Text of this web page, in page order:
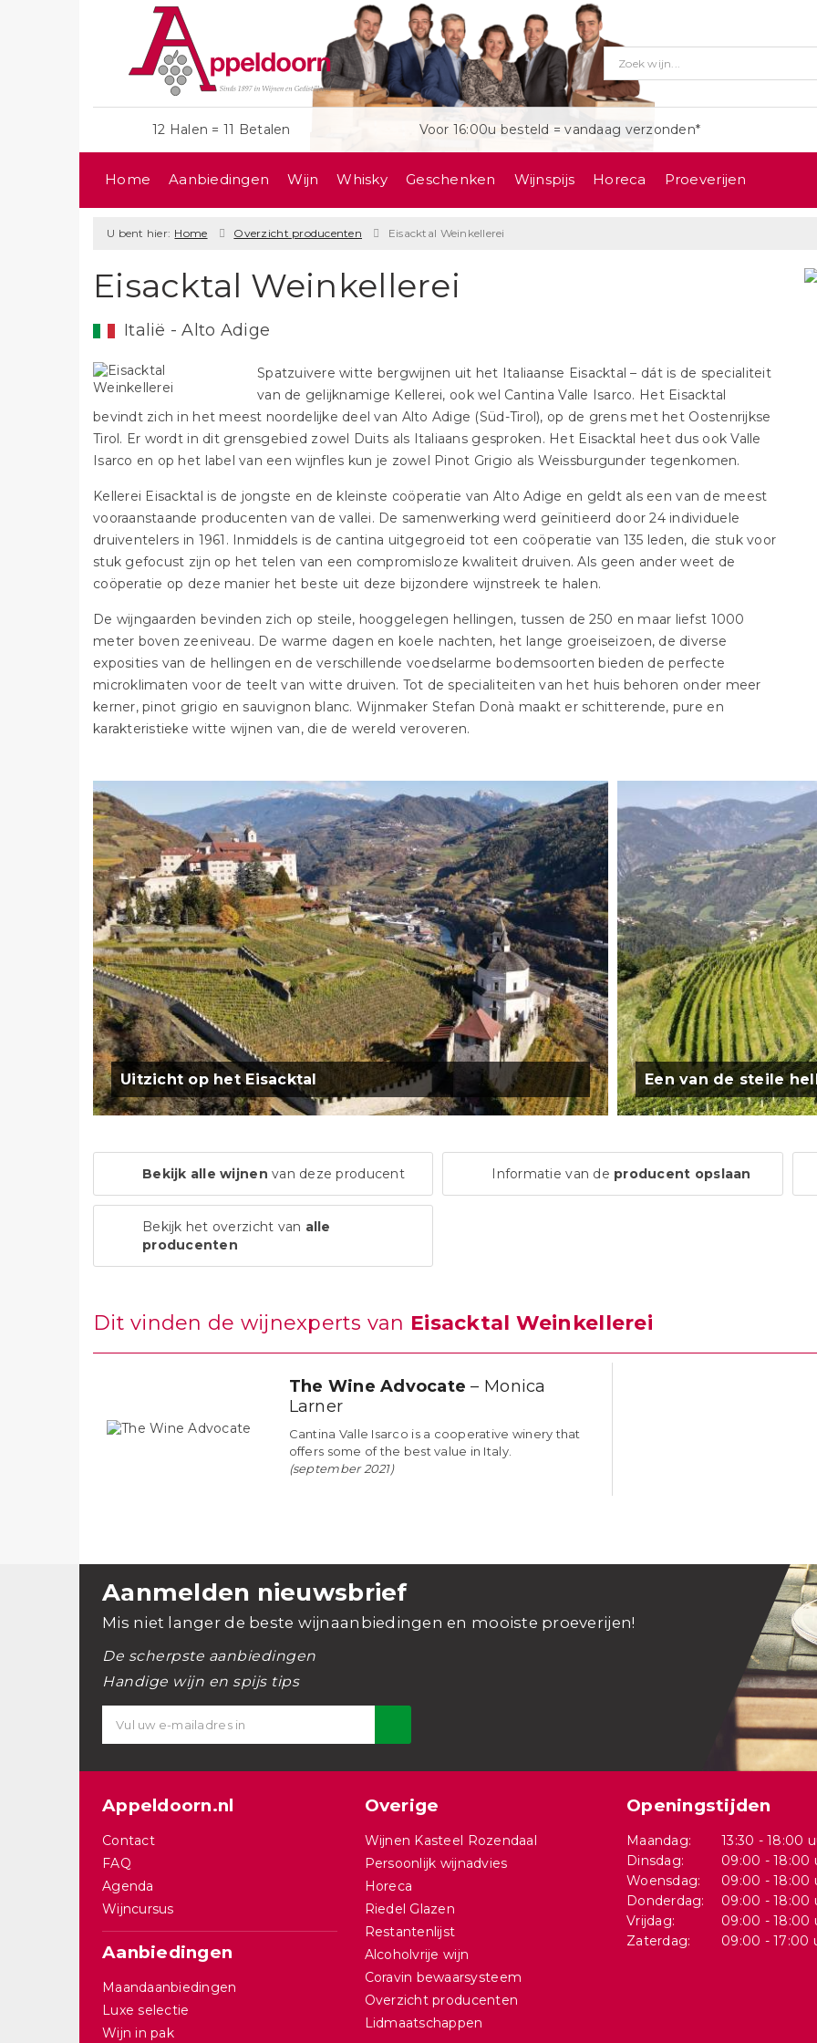
12 Halen = 11 Betalen Voor 16:00u besteld = vandaag verzonden*
Home Aanbiedingen Wijn Whisky Geschenken Wijnspijs Horeca Proeverijen
U bent hier: Home Overzicht producenten Eisacktal Weinkellerei
Eisacktal Weinkellerei
Italië - Alto Adige
Spatzuivere witte bergwijnen uit het Italiaanse Eisacktal – dát is de specialiteit
van de gelijknamige Kellerei, ook wel Cantina Valle Isarco. Het Eisacktal
bevindt zich in het meest noordelijke deel van Alto Adige (Süd-Tirol), op de grens met het Oostenrijkse
Tirol. Er wordt in dit grensgebied zowel Duits als Italiaans gesproken. Het Eisacktal heet dus ook Valle
Isarco en op het label van een wijnfles kun je zowel Pinot Grigio als Weissburgunder tegenkomen.
Kellerei Eisacktal is de jongste en de kleinste coöperatie van Alto Adige en geldt als een van de meest
vooraanstaande producenten van de vallei. De samenwerking werd geïnitieerd door 24 individuele
druiventelers in 1961. Inmiddels is de cantina uitgegroeid tot een coöperatie van 135 leden, die stuk voor
stuk gefocust zijn op het telen van een compromisloze kwaliteit druiven. Als geen ander weet de
coöperatie op deze manier het beste uit deze bijzondere wijnstreek te halen.
De wijngaarden bevinden zich op steile, hooggelegen hellingen, tussen de 250 en maar liefst 1000
meter boven zeeniveau. De warme dagen en koele nachten, het lange groeiseizoen, de diverse
exposities van de hellingen en de verschillende voedselarme bodemsoorten bieden de perfecte
microklimaten voor de teelt van witte druiven. Tot de specialiteiten van het huis behoren onder meer
kerner, pinot grigio en sauvignon blanc. Wijnmaker Stefan Donà maakt er schitterende, pure en
karakteristieke witte wijnen van, die de wereld veroveren.
Uitzicht op het Eisacktal Een van de steile
Bekijk alle wijnen van deze producent Informatie van de producent opslaan
Bekijk het overzicht van alle
producenten
Dit vinden de wijnexperts van Eisacktal Weinkellerei
The Wine Advocate – Monica
Larner
Cantina Valle Isarco is a cooperative winery that
offers some of the best value in Italy.
(september 2021)
Aanmelden nieuwsbrief
Mis niet langer de beste wijnaanbiedingen en mooiste proeverijen!
De scherpste aanbiedingen
Handige wijn en spijs tips
Appeldoorn.nl
Contact
FAQ
Agenda
Wijncursus
Aanbiedingen
Maandaanbiedingen
Luxe selectie
Wijn in pak
Overige
Wijnen Kasteel Rozendaal
Persoonlijk wijnadvies
Horeca
Riedel Glazen
Restantenlijst
Alcoholvrije wijn
Coravin bewaarsysteem
Overzicht producenten
Lidmaatschappen
Openingstijden
Maandag:
13:30 - 18:00
Dinsdag:
09:00 - 18:00
Woensdag:
09:00 - 18:00
Donderdag:
09:00 - 18:00
Vrijdag:
09:00 - 18:00
Zaterdag:
09:00 - 17:00